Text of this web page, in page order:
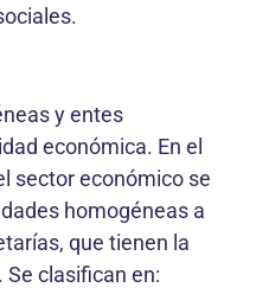
y entes
económica. En el
sector económico se
homogéneas a
que tienen la
clasifican en: